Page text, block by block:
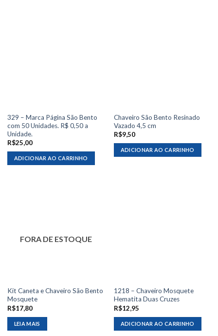
329 – Marca Página São Bento
com 50 Unidades. R$ 0,50 a
Unidade.
R$25,00
ADICIONAR AO CARRINHO
Chaveiro São Bento Resinado
Vazado 4,5 cm
R$9,50
ADICIONAR AO CARRINHO
FORA DE ESTOQUE
Kit Caneta e Chaveiro São Bento
Mosquete
R$17,80
LEIA MAIS
1218 – Chaveiro Mosquete
Hematita Duas Cruzes
R$12,95
ADICIONAR AO CARRINHO